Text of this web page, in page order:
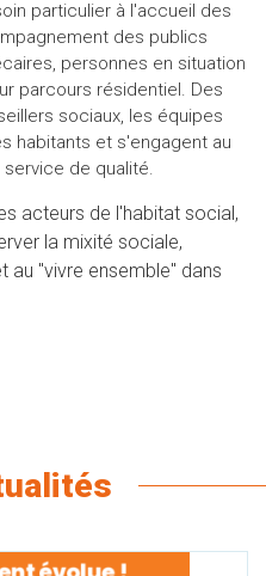
particulier à l'accueil des
des publics
personnes en situation
parcours résidentiel. Des
sociaux, les équipes
habitants et s'engagent au
de qualité.
acteurs de l'habitat social,
la mixité sociale,
au "vivre ensemble" dans